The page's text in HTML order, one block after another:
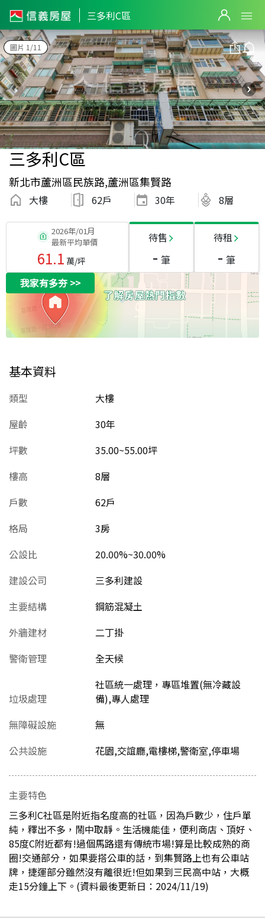
三多利C區
圖片 1/11
三多利C區
新北市蘆洲區民族路,蘆洲區集賢路
大樓 62戶 30年 8層
2026年/01月
最新平均單價
61.1 萬/坪
待售
- 筆
待租
- 筆
我家有多夯>>
基本資料
類型
大樓
屋齡
30年
坪數
35.00~55.00坪
樓高
8層
戶數
62戶
格局
3房
公設比
20.00%~30.00%
建設公司
三多利建設
主要結構
鋼筋混凝土
外牆建材
二丁掛
警衛管理
全天候
垃圾處理
社區統一處理，專區堆置(無冷藏設
備),專人處理
無障礙設施
無
公共設施
花園,交誼廳,電樓梯,警衛室,停車場
主要特色
三多利C社區是附近指名度高的社區，因為戶數少，住戶單
純，釋出不多，鬧中取靜。生活機能佳，便利商店、頂好、
85度C附近都有!過個馬路還有傳統市場!算是比較成熟的商
圈!交通部分，如果要搭公車的話，到集賢路上也有公車站
牌，捷運部分雖然沒有離很近!但如果到三民高中站，大概
走15分鐘上下。(資料最後更新日：2024/11/19)